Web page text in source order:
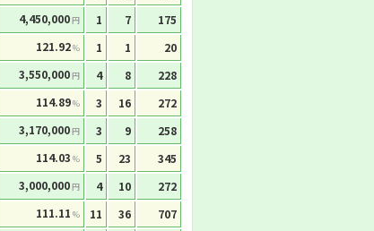
4,450,000円 1 7
175
121.92% 1 1 20
3,550,000円 4 8
228
114.89% 3 16 272
3,170,000円 3 9
258
114.03 % 5 23 345
3,000,000円 4 10
272
111.11 % 11 36 707